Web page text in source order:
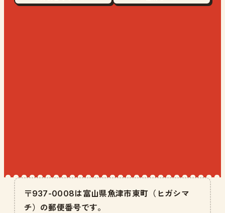
〒937-0008は富山県魚津市東町（ヒガシマ
チ）の郵便番号です。